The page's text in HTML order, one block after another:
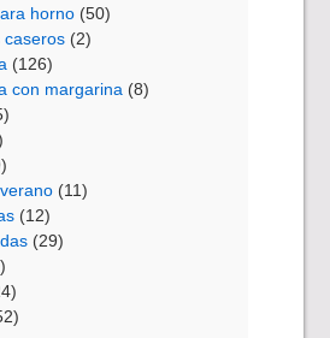
horno (50)
caseros (2)
(126)
con margarina (8)
(11)
(12)
(29)